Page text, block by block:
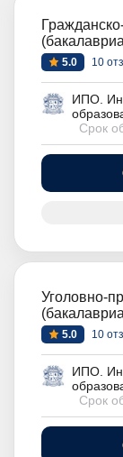
5.0 10
ИПО.
Срок
Уголовно-
5.0 10
ИПО.
Срок